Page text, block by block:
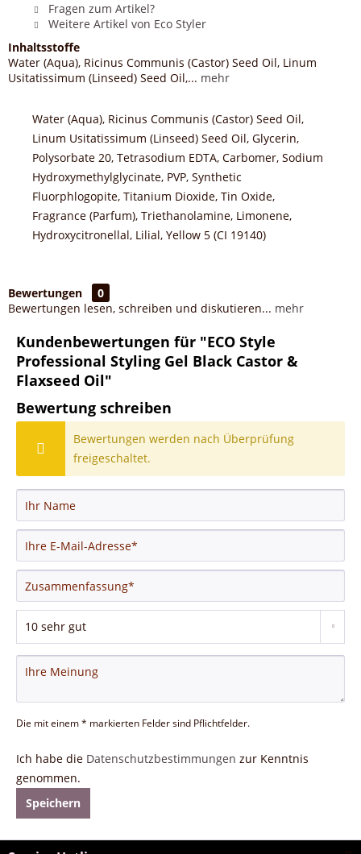
Fragen zum Artikel?
Weitere Artikel von Eco Styler
Inhaltsstoffe
Water (Aqua), Ricinus Communis (Castor) Seed Oil, Linum
Usitatissimum (Linseed) Seed Oil,... mehr
Water (Aqua), Ricinus Communis (Castor) Seed Oil,
Linum Usitatissimum (Linseed) Seed Oil, Glycerin,
Polysorbate 20, Tetrasodium EDTA, Carbomer, Sodium
Hydroxymethylglycinate, PVP, Synthetic
Fluorphlogopite, Titanium Dioxide, Tin Oxide,
Fragrance (Parfum), Triethanolamine, Limonene,
Hydroxycitronellal, Lilial, Yellow 5 (CI 19140)
Bewertungen
0
Bewertungen lesen, schreiben und diskutieren... mehr
Kundenbewertungen für "ECO Style
Professional Styling Gel Black Castor &
Flaxseed Oil"
Bewertung schreiben
Bewertungen werden nach Überprüfung
freigeschaltet.
Die mit einem * markierten Felder sind Pflichtfelder.
Ich habe die Datenschutzbestimmungen zur Kenntnis
genommen.
Speichern